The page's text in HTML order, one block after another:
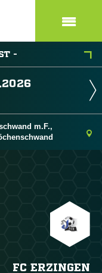
-
m.F.,
FC ERZINGEN